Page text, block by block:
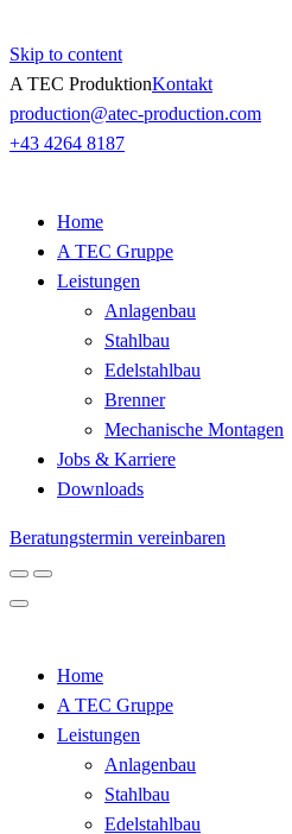
Skip to content
A TEC ProduktionKontakt
production@atec-production.com
+43 4264 8187
Home
A TEC Gruppe
Leistungen
Anlagenbau
Stahlbau
Edelstahlbau
Brenner
Mechanische Montagen
Jobs & Karriere
Downloads
Beratungstermin vereinbaren
Home
A TEC Gruppe
Leistungen
Anlagenbau
Stahlbau
Edelstahlbau